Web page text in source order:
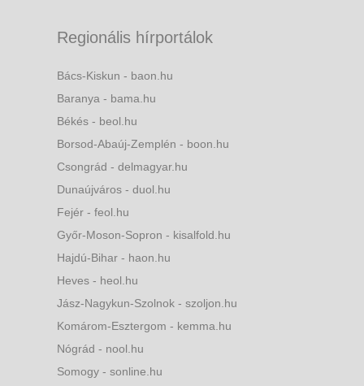
Regionális hírportálok
Bács-Kiskun - baon.hu
Baranya - bama.hu
Békés - beol.hu
Borsod-Abaúj-Zemplén - boon.hu
Csongrád - delmagyar.hu
Dunaújváros - duol.hu
Fejér - feol.hu
Győr-Moson-Sopron - kisalfold.hu
Hajdú-Bihar - haon.hu
Heves - heol.hu
Jász-Nagykun-Szolnok - szoljon.hu
Komárom-Esztergom - kemma.hu
Nógrád - nool.hu
Somogy - sonline.hu